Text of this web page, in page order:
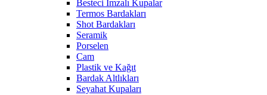
Besteci İmzalı Kupalar
Termos Bardakları
Shot Bardakları
Seramik
Porselen
Cam
Plastik ve Kağıt
Bardak Altlıkları
Seyahat Kupaları